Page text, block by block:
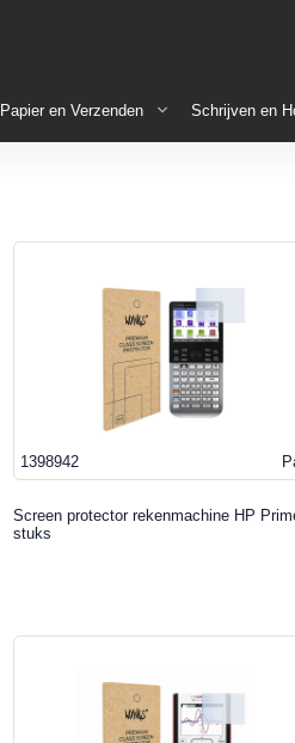
Papier en Verzenden Schrijven en
1398942
Screen protector rekenmachine HP
stuks